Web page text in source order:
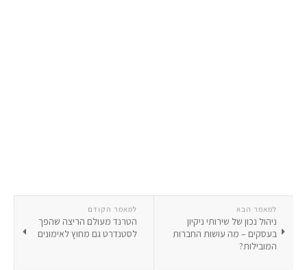
למאמר הקודם
הטרנד מעולם הריצה שהפך
לסטנדרט גם מחוץ לאימונים
למאמר הבא
ניהול נכון של שירותי ניקיון
בעסקים – מה עושות החברות
המובילות?